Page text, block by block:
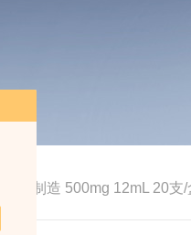
靳澜制造 500mg 12mL 20